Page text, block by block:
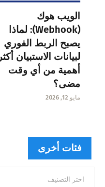
الويب هوك
(Webhook): لماذا
يصبح الربط الفوري
لبيانات الاستبيان أكثر
أهمية من أي وقت
مضى؟
مايو 12, 2026
فئات أخرى
أخرى